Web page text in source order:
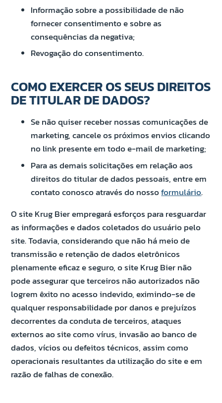
Informação sobre a possibilidade de não
fornecer consentimento e sobre as
consequências da negativa;
Revogação do consentimento.
COMO EXERCER OS SEUS DIREITOS
DE TITULAR DE DADOS?
Se não quiser receber nossas comunicações de
marketing, cancele os próximos envios clicando
no link presente em todo e-mail de marketing;
Para as demais solicitações em relação aos
direitos do titular de dados pessoais, entre em
contato conosco através do nossoformulário.
O site Krug Bier empregará esforços para resguardar
as informações e dados coletados do usuário pelo
site. Todavia, considerando que não há meio de
transmissão e retenção de dados eletrônicos
plenamente eficaz e seguro, o site Krug Bier não
pode assegurar que terceiros não autorizados não
logrem êxito no acesso indevido, eximindo-se de
qualquer responsabilidade por danos e prejuízos
decorrentes da conduta de terceiros, ataques
externos ao site como vírus, invasão ao banco de
dados, vícios ou defeitos técnicos, assim como
operacionais resultantes da utilização do site e em
razão de falhas de conexão.